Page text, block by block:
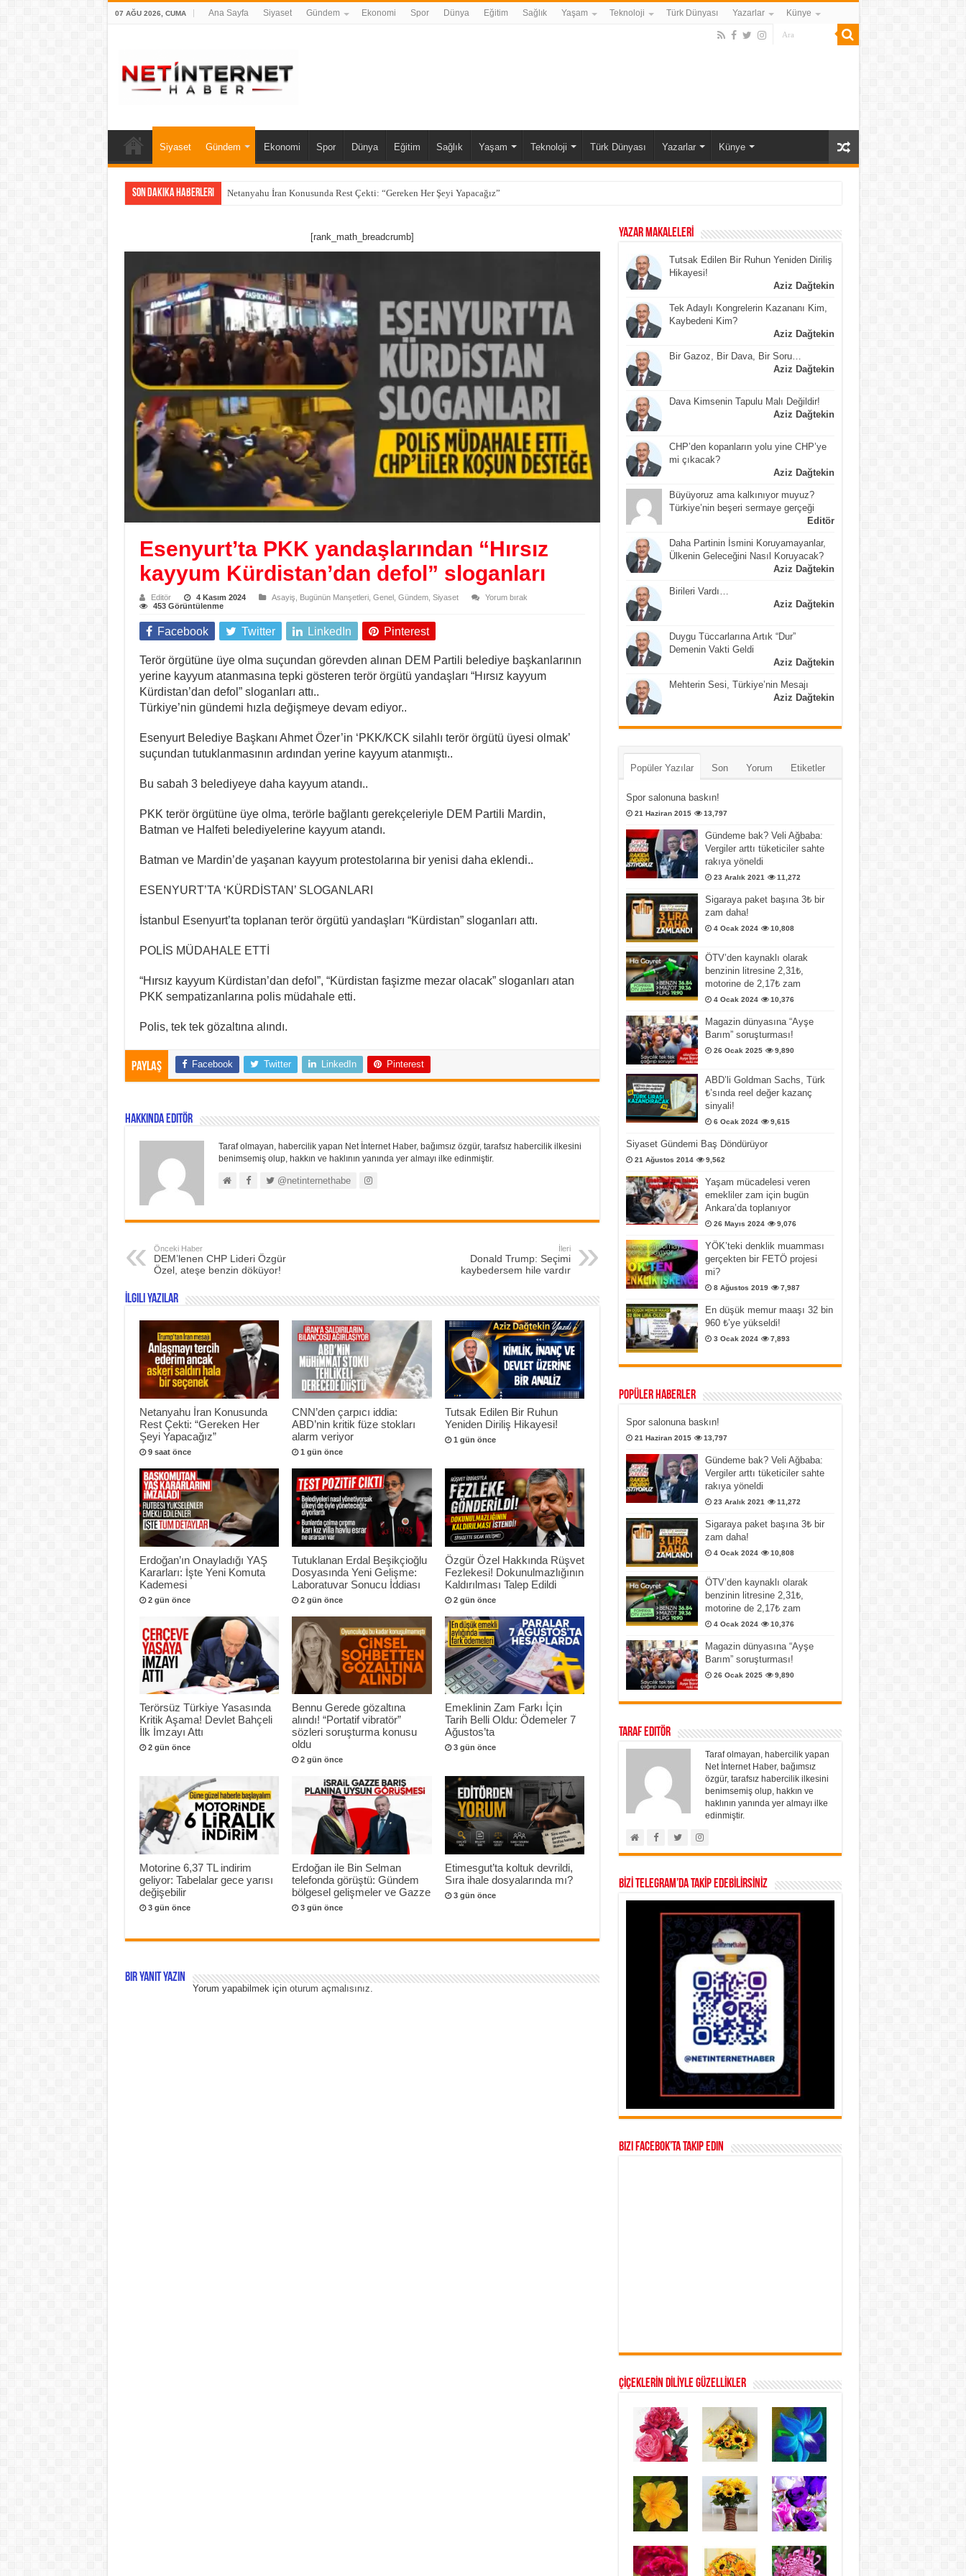
07 AĞU 2026, CUMA Ana Sayfa Siyaset Gündem Ekonomi Spor Dünya Eğitim Sağlık Yaşam Teknoloji Türk Dünyası Yazarlar Künye
Siyaset Gündem Ekonomi Spor Dünya Eğitim Sağlık Yaşam Teknoloji Türk Dünyası Yazarlar Künye
Son Dakika Haberleri Netanyahu İran Konusunda Rest Çekti: “Gereken Her Şeyi Yapacağız”
[rank_math_breadcrumb]
Esenyurt’ta PKK yandaşlarından “Hırsız
kayyum Kürdistan’dan defol” sloganları
Editör 4 Kasım 2024 Asayiş Bugünün Manşetleri, Genel, Gündem, Siyaset
Yorum bırak
453 Görüntülenme
Facebook Twitter LinkedIn Pinterest
Terör örgütüne üye olma suçundan görevden alınan DEM Partili belediye başkanlarının
yerine kayyum atanmasına tepki gösteren terör örgütü yandaşları “Hırsız kayyum
Kürdistan’dan defol” sloganları attı..
Türkiye’nin gündemi hızla değişmeye devam ediyor..
Esenyurt Belediye Başkanı Ahmet Özer’in ‘PKK/KCK silahlı terör örgütü üyesi olmak’
suçundan tutuklanmasının ardından yerine kayyum atanmıştı..
Bu sabah 3 belediyeye daha kayyum atandı..
PKK terör örgütüne üye olma, terörle bağlantı gerekçeleriyle DEM Partili Mardin,
Batman ve Halfeti belediyelerine kayyum atandı.
Batman ve Mardin’de yaşanan kayyum protestolarına bir yenisi daha eklendi..
ESENYURT’TA ‘KÜRDİSTAN’ SLOGANLARI
İstanbul Esenyurt’ta toplanan terör örgütü yandaşları “Kürdistan” sloganları attı.
POLİS MÜDAHALE ETTİ
“Hırsız kayyum Kürdistan’dan defol”, “Kürdistan faşizme mezar olacak” sloganları atan
PKK sempatizanlarına polis müdahale etti.
Polis, tek tek gözaltına alındı.
Paylaş Facebook Twitter LinkedIn Pinterest
Hakkında Editör
Taraf olmayan, habercilik yapan Net İnternet Haber, bağımsız özgür, tarafsız habercilik ilkesini
benimsemiş olup, hakkın ve haklının yanında yer almayı ilke edinmiştir.
@netinternethabe
Önceki Haber
DEM’lenen CHP Lideri Özgür
Özel, ateşe benzin döküyor!
İleri
Donald Trump: Seçimi
kaybedersem hile vardır
İlgili Yazılar
Netanyahu İran Konusunda
Rest Çekti: “Gereken Her
Şeyi Yapacağız”
9 saat önce
CNN’den çarpıcı iddia:
ABD’nin kritik füze stokları
alarm veriyor
1 gün önce
Tutsak Edilen Bir Ruhun
Yeniden Diriliş Hikayesi!
1 gün önce
Erdoğan’ın Onayladığı YAŞ
Kararları: İşte Yeni Komuta
Kademesi
2 gün önce
Tutuklanan Erdal Beşikçioğlu
Dosyasında Yeni Gelişme:
Laboratuvar Sonucu İddiası
2 gün önce
Özgür Özel Hakkında Rüşvet
Fezlekesi! Dokunulmazlığının
Kaldırılması Talep Edildi
2 gün önce
Terörsüz Türkiye Yasasında
Kritik Aşama! Devlet Bahçeli
İlk İmzayı Attı
2 gün önce
Bennu Gerede gözaltına
alındı! “Portatif vibratör”
sözleri soruşturma konusu
oldu
2 gün önce
Emeklinin Zam Farkı İçin
Tarih Belli Oldu: Ödemeler 7
Ağustos’ta
3 gün önce
Motorine 6,37 TL indirim
geliyor: Tabelalar gece yarısı
değişebilir
3 gün önce
Erdoğan ile Bin Selman
telefonda görüştü: Gündem
bölgesel gelişmeler ve Gazze
3 gün önce
Etimesgut’ta koltuk devrildi,
Sıra ihale dosyalarında mı?
3 gün önce
Bir yanıt yazın
Yorum yapabilmek için oturum açmalısınız.
YAZAR MAKALELERİ
Tutsak Edilen Bir Ruhun Yeniden Diriliş
Hikayesi!
Aziz Dağtekin
Tek Adaylı Kongrelerin Kazananı Kim,
Kaybedeni Kim?
Aziz Dağtekin
Bir Gazoz, Bir Dava, Bir Soru…
Aziz Dağtekin
Dava Kimsenin Tapulu Malı Değildir!
Aziz Dağtekin
CHP’den kopanların yolu yine CHP’ye
mi çıkacak?
Aziz Dağtekin
Büyüyoruz ama kalkınıyor muyuz?
Türkiye’nin beşeri sermaye gerçeği
Editör
Daha Partinin İsmini Koruyamayanlar,
Ülkenin Geleceğini Nasıl Koruyacak?
Aziz Dağtekin
Birileri Vardı…
Aziz Dağtekin
Duygu Tüccarlarına Artık “Dur”
Demenin Vakti Geldi
Aziz Dağtekin
Mehterin Sesi, Türkiye’nin Mesajı
Aziz Dağtekin
Popüler Yazılar Son Yorum Etiketler
Spor salonuna baskın!
21 Haziran 2015 13,797
Gündeme bak? Veli Ağbaba:
Vergiler arttı tüketiciler sahte
rakıya yöneldi
23 Aralık 2021 11,272
Sigaraya paket başına 3₺ bir
zam daha!
4 Ocak 2024 10,808
ÖTV’den kaynaklı olarak
benzinin litresine 2,31₺,
motorine de 2,17₺ zam
4 Ocak 2024 10,376
Magazin dünyasına “Ayşe
Barım” soruşturması!
26 Ocak 2025 9,890
ABD’li Goldman Sachs, Türk
₺’sında reel değer kazanç
sinyali!
6 Ocak 2024 9,615
Siyaset Gündemi Baş Döndürüyor
21 Ağustos 2014 9,562
Yaşam mücadelesi veren
emekliler zam için bugün
Ankara’da toplanıyor
26 Mayıs 2024 9,076
YÖK’teki denklik muamması
gerçekten bir FETÖ projesi
mi?
8 Ağustos 2019 7,987
En düşük memur maaşı 32 bin
960 ₺’ye yükseldi!
3 Ocak 2024 7,893
Popüler Haberler
Spor salonuna baskın!
21 Haziran 2015 13,797
Gündeme bak? Veli Ağbaba:
Vergiler arttı tüketiciler sahte
rakıya yöneldi
23 Aralık 2021 11,272
Sigaraya paket başına 3₺ bir
zam daha!
4 Ocak 2024 10,808
ÖTV’den kaynaklı olarak
benzinin litresine 2,31₺,
motorine de 2,17₺ zam
4 Ocak 2024 10,376
Magazin dünyasına “Ayşe
Barım” soruşturması!
26 Ocak 2025 9,890
Taraf Editör
Taraf olmayan, habercilik yapan
Net İnternet Haber, bağımsız
özgür, tarafsız habercilik ilkesini
benimsemiş olup, hakkın ve
haklının yanında yer almayı ilke
edinmiştir.
BİZİ TELEGRAM’DA TAKİP EDEBİLİRSİNİZ
Bizi Facebok’ta takip edin
ÇİÇEKLERİN DİLİYLE GÜZELLİKLER